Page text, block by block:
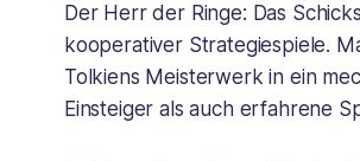
Der Herr der Ringe: Das
kooperativer Strategiespiele.
Tolkiens Meisterwerk in ein
Einsteiger als auch erfahrene